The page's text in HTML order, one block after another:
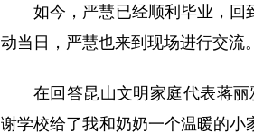
如今，严慧已经顺利毕业，
动当日，严慧也来到现场进行交流
在回答昆山文明家庭代表蒋
谢学校给了我和奶奶一个温暖的